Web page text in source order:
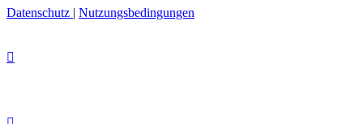
Datenschutz | Nutzungsbedingungen